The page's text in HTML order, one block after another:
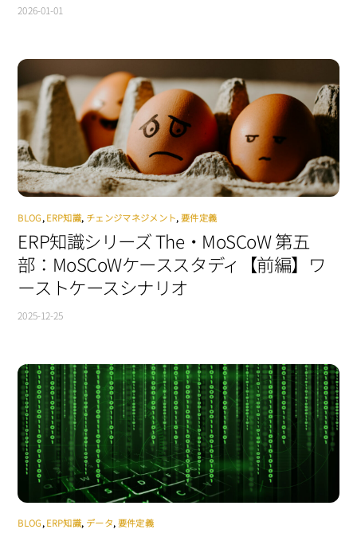
2026-01-01
BLOG,ERP知識, チェンジマネジメント,要件定義
ERP知識シリーズ The・MoSCoW 第五
部：MoSCoWケーススタディ【前編】ワ
ーストケースシナリオ
2025-12-25
BLOG,ERP知識, データ,要件定義